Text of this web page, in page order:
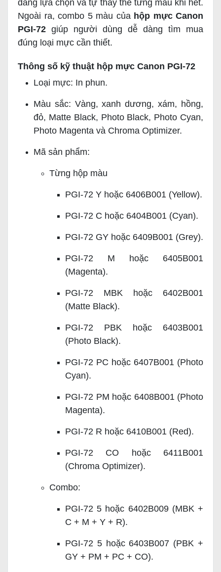
dàng lựa chọn và tự thay thế từng màu khi hết.
Ngoài ra, combo 5 màu của hộp mực Canon
PGI-72 giúp người dùng dễ dàng tìm mua
đúng loại mực cần thiết.
Thông số kỹ thuật hộp mực Canon PGI-72
Loại mực: In phun.
Màu sắc: Vàng, xanh dương, xám, hồng,
đỏ, Matte Black, Photo Black, Photo Cyan,
Photo Magenta và Chroma Optimizer.
Mã sản phẩm:
Từng hộp màu
PGI-72 Y hoặc 6406B001 (Yellow).
PGI-72 C hoặc 6404B001 (Cyan).
PGI-72 GY hoặc 6409B001 (Grey).
PGI-72 M hoặc 6405B001
(Magenta).
PGI-72 MBK hoặc 6402B001
(Matte Black).
PGI-72 PBK hoặc 6403B001
(Photo Black).
PGI-72 PC hoặc 6407B001 (Photo
Cyan).
PGI-72 PM hoặc 6408B001 (Photo
Magenta).
PGI-72 R hoặc 6410B001 (Red).
PGI-72 CO hoặc 6411B001
(Chroma Optimizer).
Combo:
PGI-72 5 hoặc 6402B009 (MBK +
C + M + Y + R).
PGI-72 5 hoặc 6403B007 (PBK +
GY + PM + PC + CO).